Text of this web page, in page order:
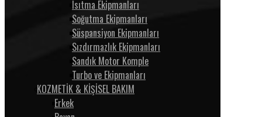
Isıtma Ekipmanları
Soğutma Ekipmanları
Süspansiyon Ekipmanları
Sızdırmazlık Ekipmanları
Sandık Motor Komple
Turbo ve Ekipmanları
KOZMETİK & KİŞİSEL BAKIM
Erkek